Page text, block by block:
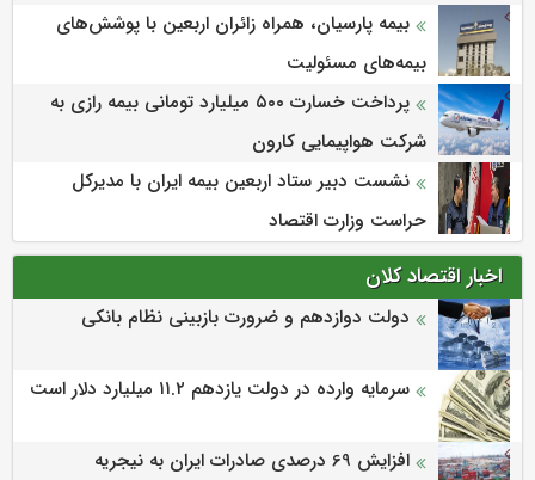
بیمه پارسیان، همراه زائران اربعین با پوشش‌های
بیمه‌های مسئولیت
پرداخت خسارت ۵۰۰ میلیارد تومانی بیمه رازی به
شرکت هواپیمایی کارون
نشست دبیر ستاد اربعین بیمه ایران با مدیرکل
حراست وزارت اقتصاد
اخبار اقتصاد کلان
دولت دوازدهم و ضرورت بازبینی نظام بانکی
سرمایه وارده در دولت یازدهم ۱۱.۲ میلیارد دلار است
افزایش 69 درصدی صادرات ایران به نیجریه